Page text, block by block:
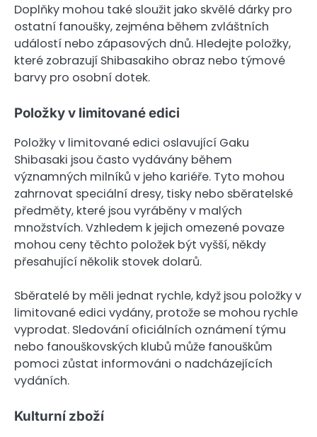
Doplňky mohou také sloužit jako skvělé dárky pro
ostatní fanoušky, zejména během zvláštních
událostí nebo zápasových dnů. Hledejte položky,
které zobrazují Shibasakiho obraz nebo týmové
barvy pro osobní dotek.
Položky v limitované edici
Položky v limitované edici oslavující Gaku
Shibasaki jsou často vydávány během
významných milníků v jeho kariéře. Tyto mohou
zahrnovat speciální dresy, tisky nebo sběratelské
předměty, které jsou vyráběny v malých
množstvích. Vzhledem k jejich omezené povaze
mohou ceny těchto položek být vyšší, někdy
přesahující několik stovek dolarů.
Sběratelé by měli jednat rychle, když jsou položky v
limitované edici vydány, protože se mohou rychle
vyprodat. Sledování oficiálních oznámení týmu
nebo fanouškovských klubů může fanouškům
pomoci zůstat informováni o nadcházejících
vydáních.
Kulturní zboží